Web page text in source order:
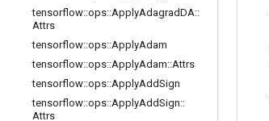
tensorflow::ops::ApplyAdagradDA::
Attrs
tensorflow::ops::ApplyAdam
tensorflow::ops::ApplyAdam::Attrs
tensorflow::ops::ApplyAddSign
tensorflow::ops::ApplyAddSign::
Attrs